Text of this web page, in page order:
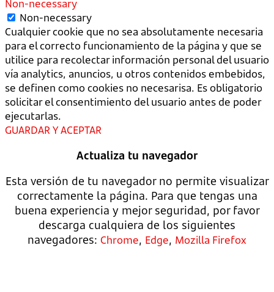
Non-necessary
Non-necessary
Cualquier cookie que no sea absolutamente necesaria
para el correcto funcionamiento de la página y que se
utilice para recolectar información personal del usuario
vía analytics, anuncios, u otros contenidos embebidos,
se definen como cookies no necesarisa. Es obligatorio
solicitar el consentimiento del usuario antes de poder
ejecutarlas.
GUARDAR Y ACEPTAR
Actualiza tu navegador
Esta versión de tu navegador no permite visualizar
correctamente la página. Para que tengas una
buena experiencia y mejor seguridad, por favor
descarga cualquiera de los siguientes
navegadores: Chrome, Edge, Mozilla Firefox